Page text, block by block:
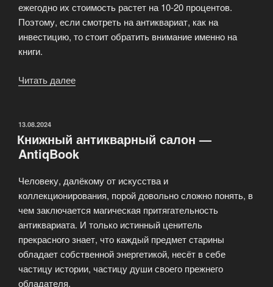
ежегодно их стоимость растет на 10-20 процентов.
Поэтому, если смотреть на антиквариат, как на
инвестицию, то стоит обратить внимание именно на
книги.
Читать далее
ОПУБЛИКОВАНО
13.08.2024
Книжный антикварный салон —
AntiqBook
Человеку, далёкому от искусства и
коллекционирования, порой довольно сложно понять, в
чем заключается магическая притягательность
антиквариата. И только истинный ценитель
прекрасного знает, что каждый предмет старины
обладает собственной энергетикой, несёт в себе
частицу истории, частицу души своего прежнего
обладателя.